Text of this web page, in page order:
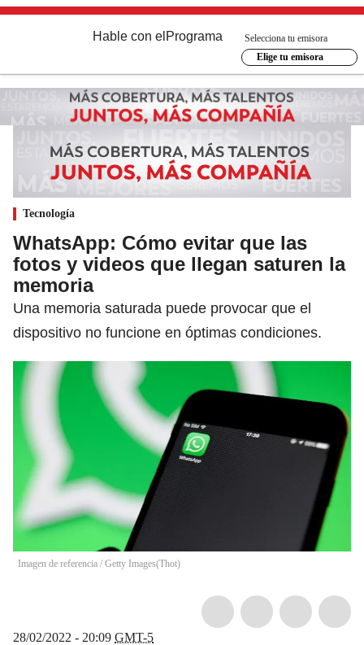
Hable con el Programa
Selecciona tu emisora
Elige tu emisora
Tecnología
WhatsApp: Cómo evitar que las
fotos y videos que llegan saturen la
memoria
Una memoria saturada puede provocar que el
dispositivo no funcione en óptimas condiciones.
Imagen de referencia / Getty Images(Thot)
28/02/2022 - 20:09 GMT-5